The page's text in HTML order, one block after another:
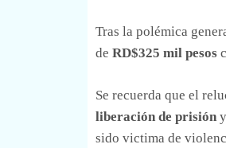
Tras la polémica
de RD$325 mil pesos
Se recuerda que el
liberación de prisióny
sido victima de